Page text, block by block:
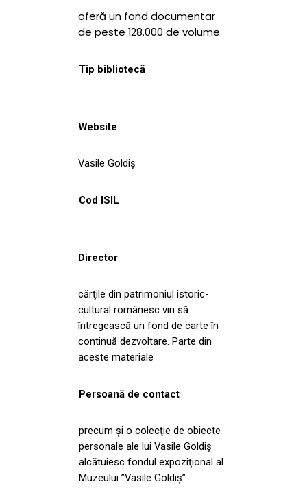
EVENIMENTE
CULTURALE
NOUTĂȚI
oferă un fond documentar
de peste 128.000 de volume
Tip bibliotecă
Website
Vasile Goldiş
Cod ISIL
Director
cărţile din patrimoniul istoric-
cultural românesc vin să
întregească un fond de carte în
continuă dezvoltare. Parte din
aceste materiale
Persoană de contact
precum şi o colecţie de obiecte
personale ale lui Vasile Goldiş
alcătuiesc fondul expoziţional al
Muzeului ”Vasile Goldiş”